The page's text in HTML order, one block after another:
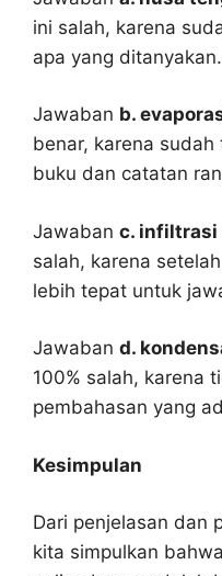
ini salah, karena
apa yang ditanyakan.
Jawaban b.
benar, karena
buku dan catatan
Jawaban c. infiltrasi
salah, karena
lebih tepat untuk
Jawaban d.
100% salah, karena
pembahasan yang
Kesimpulan
Dari penjelasan dan
kita simpulkan